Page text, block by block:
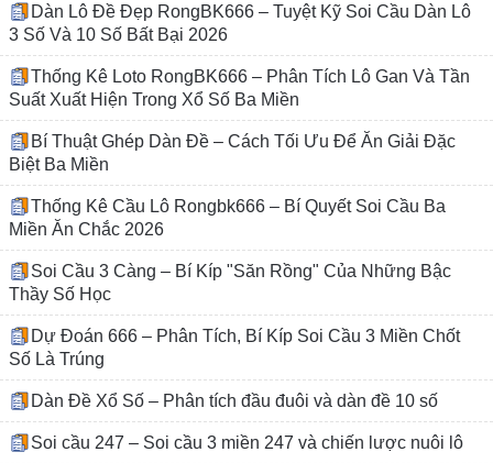
Dàn Lô Đề Đẹp RongBK666 – Tuyệt Kỹ Soi Cầu Dàn Lô
3 Số Và 10 Số Bất Bại 2026
Thống Kê Loto RongBK666 – Phân Tích Lô Gan Và Tần
Suất Xuất Hiện Trong Xổ Số Ba Miền
Bí Thuật Ghép Dàn Đề – Cách Tối Ưu Để Ăn Giải Đặc
Biệt Ba Miền
Thống Kê Cầu Lô Rongbk666 – Bí Quyết Soi Cầu Ba
Miền Ăn Chắc 2026
Soi Cầu 3 Càng – Bí Kíp "Săn Rồng" Của Những Bậc
Thầy Số Học
Dự Đoán 666 – Phân Tích, Bí Kíp Soi Cầu 3 Miền Chốt
Số Là Trúng
Dàn Đề Xổ Số – Phân tích đầu đuôi và dàn đề 10 số
Soi cầu 247 – Soi cầu 3 miền 247 và chiến lược nuôi lô